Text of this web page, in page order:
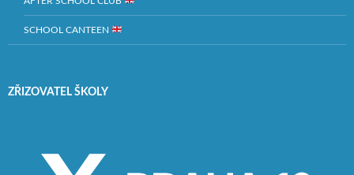
SCHOOL CANTEEN
ZŘIZOVATEL ŠKOLY